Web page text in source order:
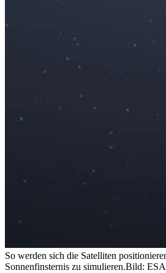
So werden sich die Satelliten
Sonnenfinsternis zu simulieren.Bild: